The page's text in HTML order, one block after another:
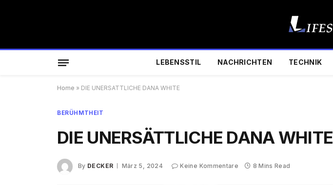
LEBENSSTIL NACHRICHTEN TECHNIK
Home » DIE UNERSÄTTLICHE DANA WHITE
BERÜHMTHEIT
DIE UNERSÄTTLICHE DANA WHITE
By DECKER März 5, 2024 Keine Kommentare 8 Mins Read